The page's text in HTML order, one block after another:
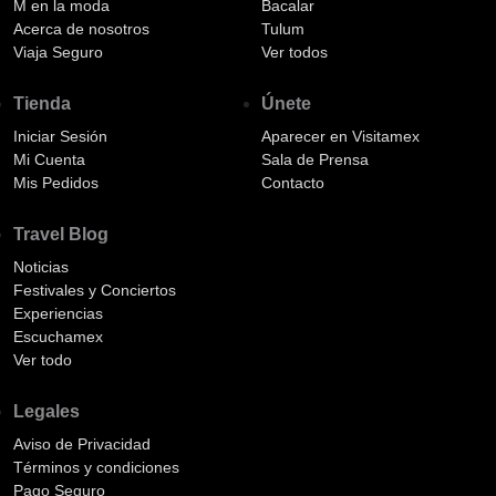
M en la moda
Acerca de nosotros
Viaja Seguro
Tienda
Iniciar Sesión
Mi Cuenta
Mis Pedidos
Bacalar
Tulum
Ver todos
Únete
Aparecer en Visitamex
Sala de Prensa
Contacto
Travel Blog
Noticias
Festivales y Conciertos
Experiencias
Escuchamex
Ver todo
Legales
Aviso de Privacidad
Términos y condiciones
Pago Seguro